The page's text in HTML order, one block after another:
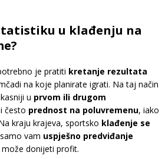
u klađenju na
je pratiti kretanje rezultata
na koje planirate igrati. Na taj način
u prvom ili drugom
često prednost na poluvremenu, iako
kraju krajeva, sportsko klađenje se
vam uspješno predviđanje
može donijeti profit.